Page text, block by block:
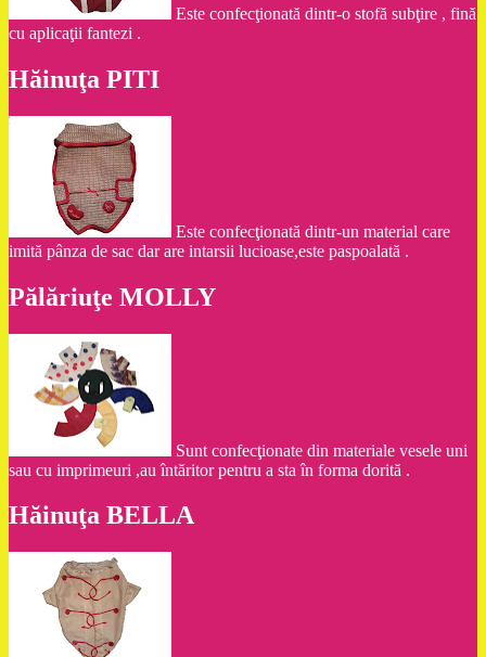
Este confecţionată dintr-o stofă subţire , fină
cu aplicaţii fantezi .
Hăinuţa PITI
Este confecţionată dintr-un material care
imită pânza de sac dar are intarsii lucioase,este paspoalată .
Pălăriuţe MOLLY
Sunt confecţionate din materiale vesele uni
sau cu imprimeuri ,au întăritor pentru a sta în forma dorită .
Hăinuţa BELLA